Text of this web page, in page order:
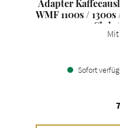
Adapter
WMF 1100s /
Club
Sofort